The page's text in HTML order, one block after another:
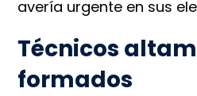
avería urgente en sus
Técnicos
formados